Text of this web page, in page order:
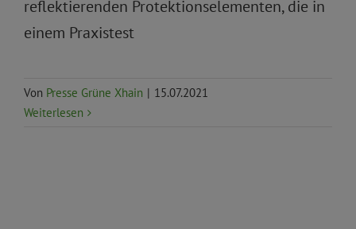
reflektierenden Protektionselementen, die in
einem Praxistest
Von Presse Grüne Xhain | 15.07.2021
Weiterlesen